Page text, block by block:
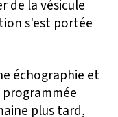
de la vésicule
s'est portée
échographie et
plus tard,